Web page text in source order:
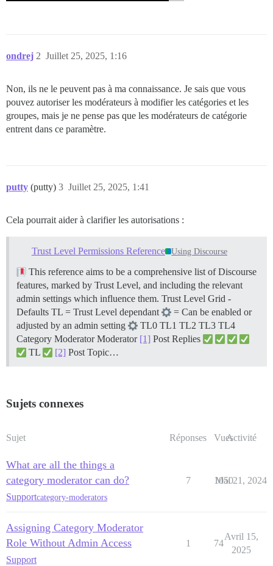
ondrej Juillet 25, 2025, 1:16
2
Non, ils ne le peuvent pas à ma connaissance. Je sais que vous
pouvez autoriser les modérateurs à modifier les catégories et les
groupes, mais je ne pense pas que les modérateurs de catégorie
entrent dans ce paramètre.
putty (putty) Juillet 25, 2025, 1:41
3
Cela pourrait aider à clarifier les autorisations :
Trust Level Permissions Reference Using Discourse
This reference aims to be a comprehensive list of Discourse
features, marked by Trust Level, and including the relevant
admin settings which influence them. Trust Level Grid -
Defaults TL = Trust Level dependant
= Can be enabled or
adjusted by an admin setting
TL0 TL1 TL2 TL3 TL4
Category Moderator Moderator [1] Post Replies
TL
[2] Post Topic…
Sujets connexes
Sujet Réponses VuesActivité
What are all the things a
category moderator can do?
Supportcategory-moderators
7 1050
Mai 21, 2024
Assigning Category Moderator
Role Without Admin Access
Support
1 74
Avril 15,
2025